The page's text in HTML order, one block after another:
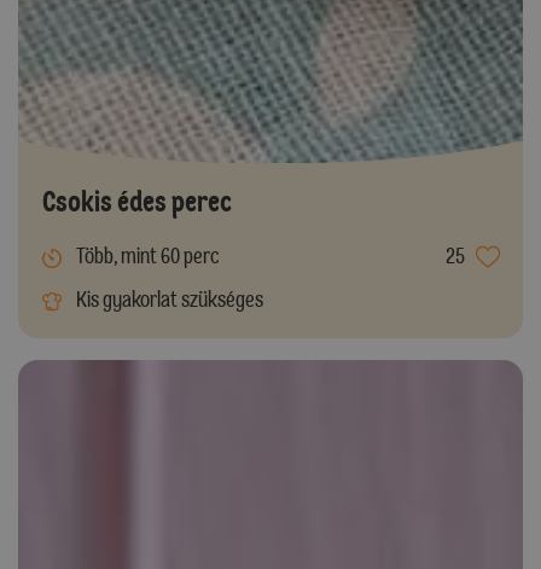
Csokis édes perec
Több, mint 60 perc
25
Kis gyakorlat szükséges